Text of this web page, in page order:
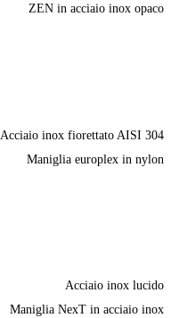
ZEN in acciaio inox opaco
Acciaio inox fiorettato AISI 304
Maniglia europlex in nylon
Acciaio inox lucido
Maniglia NexT in acciaio inox